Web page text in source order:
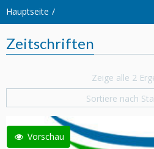
Hauptseite
Zeitschriften
Zeige alle 2
Sortiere nach
Vorschau